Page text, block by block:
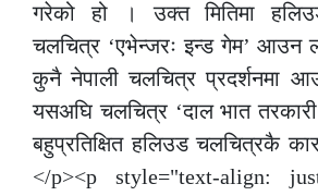
गरेको हो । उक्त मितिमा
चलचित्र ‘एभेन्जरः इन्ड गेम’ आउन
कुनै नेपाली चलचित्र प्रदर्शनमा
यसअघि चलचित्र ‘दाल भात
बहुप्रतिक्षित हलिउड चलचित्रकै
</p><p style="text-align: